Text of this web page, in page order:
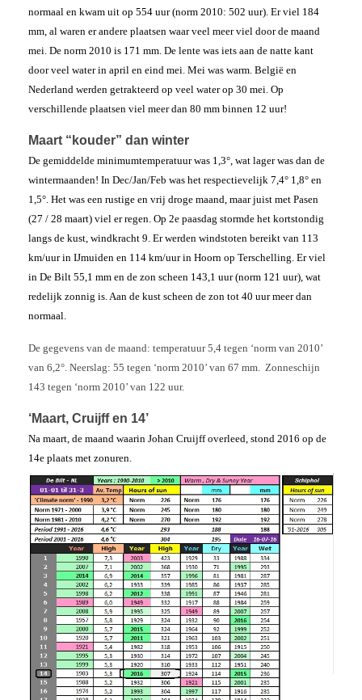
normaal en kwam uit op 554 uur (norm 2010: 502 uur). Er viel 184
mm, al waren er andere plaatsen waar veel meer viel door de maand
mei. De norm 2010 is 171 mm. De lente was iets aan de natte kant
door veel water in april en eind mei. Mei was warm. België en
Nederland werden getrakteerd op veel water op 30 mei. Op
verschillende plaatsen viel meer dan 80 mm binnen 12 uur!
Maart “kouder” dan winter
De gemiddelde minimumtemperatuur was 1,3°, wat lager was dan de
wintermaanden! In Dec/Jan/Feb was het respectievelijk 7,4° 1,8° en
1,5°. Het was een rustige en vrij droge maand, maar juist met Pasen
(27 / 28 maart) viel er regen. Op 2e paasdag stormde het kortstondig
langs de kust, windkracht 9. Er werden windstoten bereikt van 113
km/uur in IJmuiden en 114 km/uur in Hoorn op Terschelling. Er viel
in De Bilt 55,1 mm en de zon scheen 143,1 uur (norm 121 uur), wat
redelijk zonnig is. Aan de kust scheen de zon tot 40 uur meer dan
normaal.
De gegevens van de maand: temperatuur 5,4 tegen ‘norm van 2010’
van 6,2°. Neerslag: 55 tegen ‘norm 2010’ van 67 mm. Zonneschijn
143 tegen ‘norm 2010’ van 122 uur.
‘Maart, Cruijff en 14’
Na maart, de maand waarin Johan Cruijff overleed, stond 2016 op de
14e plaats met zonuren.